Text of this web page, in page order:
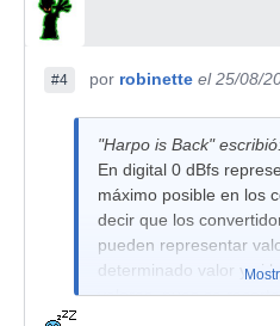
#4 por robinette el 25/08/
"Harpo is Back"
En digital 0 dBfs
máximo posible en los
decir que los
pueden representar
determinado valor y si
valores, pues se